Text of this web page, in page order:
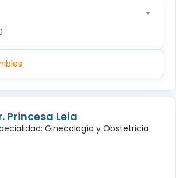
Princesa Leia
Ginecología y Obstetricia